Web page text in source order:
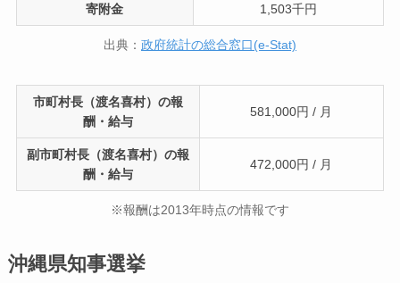
寄附金 1,503千円
出典： 政府統計の総合窓口(e-Stat)
市町村長（渡名喜村）の報
酬・給与
581,000円 / 月
副市町村長（渡名喜村）の報
酬・給与
472,000円 / 月
※報酬は2013年時点の情報です
沖縄県知事選挙